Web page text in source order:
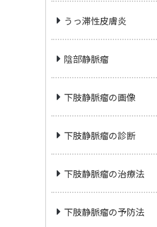
うっ滞性皮膚炎
陰部静脈瘤
下肢静脈瘤の画像
下肢静脈瘤の診断
下肢静脈瘤の治療法
下肢静脈瘤の予防法